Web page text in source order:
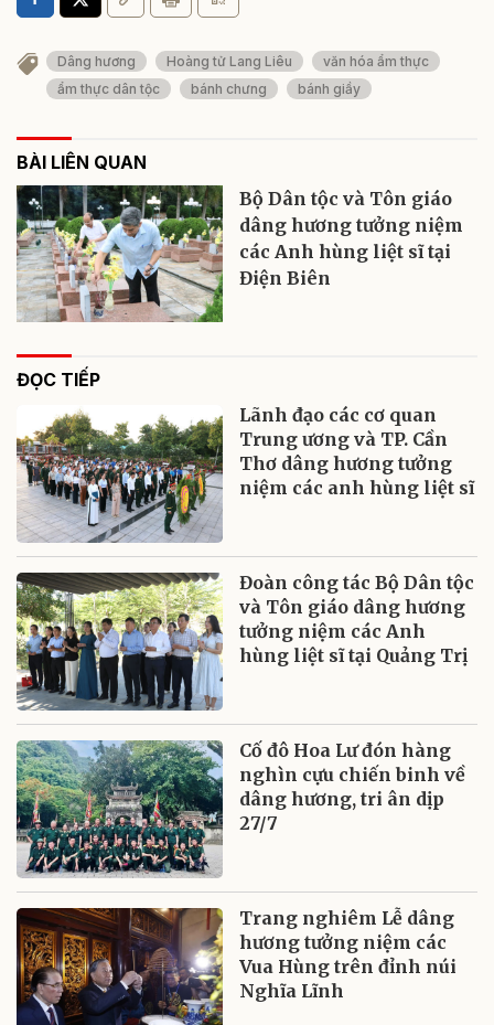
Dâng hương Hoàng tử Lang Liêu
văn hóa ẩm thực
ẩm thực dân tộc
bánh chưng bánh giầy
BÀI LIÊN QUAN
Bộ Dân tộc và Tôn giáo
dâng hương tưởng niệm
các Anh hùng liệt sĩ tại
Điện Biên
ĐỌC TIẾP
Lãnh đạo các cơ quan
Trung ương và TP. Cần
Thơ dâng hương tưởng
niệm các anh hùng liệt sĩ
Đoàn công tác Bộ Dân tộc
và Tôn giáo dâng hương
tưởng niệm các Anh
hùng liệt sĩ tại Quảng Trị
Cố đô Hoa Lư đón hàng
nghìn cựu chiến binh về
dâng hương, tri ân dịp
27/7
Trang nghiêm Lễ dâng
hương tưởng niệm các
Vua Hùng trên đỉnh núi
Nghĩa Lĩnh